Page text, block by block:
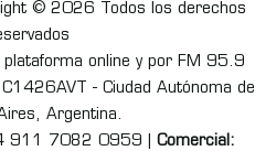
© 2026 Todos los derechos
online y por FM 95.9
- Ciudad Autónoma de
Argentina.
911 7082 0959 | Comercial: